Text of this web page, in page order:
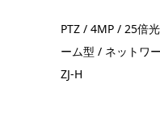
PTZ / 4MP / 25倍
ーム型 / ネットワ
ZJ-H